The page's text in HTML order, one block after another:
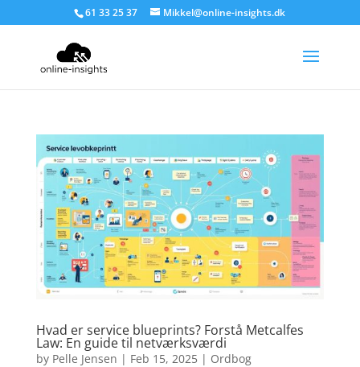
61 33 25 37 Mikkel@online-insights.dk
Hvad er service blueprints? Forstå Metcalfes
Law: En guide til netværksværdi
by Pelle Jensen | Feb 15, 2025| Ordbog